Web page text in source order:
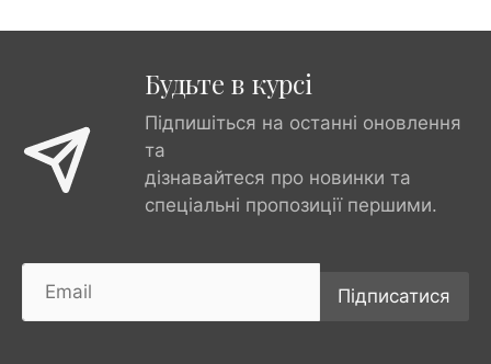
Будьте в курсі
Підпишіться на останні оновлення
та
дізнавайтеся про новинки та
спеціальні пропозиції першими.
Підписатися